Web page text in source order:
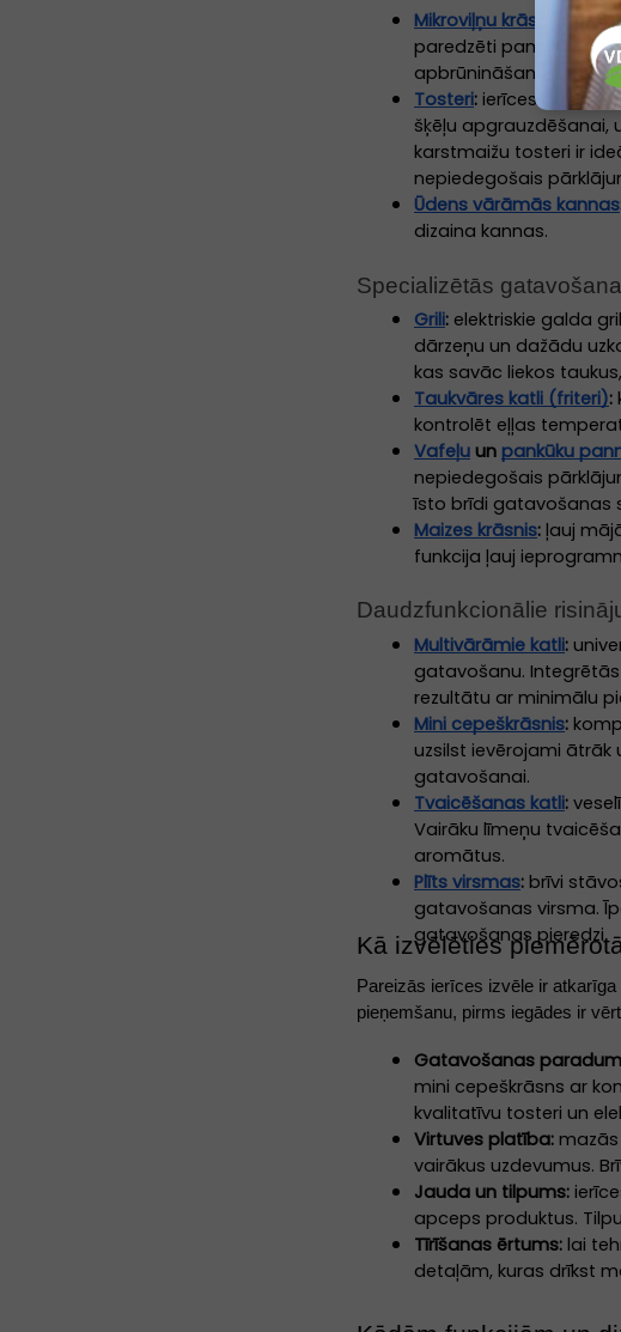
Mikroviļņu krāsnis
paredzēti
apbrūnināšanu, bet
Tosteri: ierīces ātrām
šķēļu apgrauzdēšanai,
karstmaižu tosteri ir
nepiedegošais
Ūdens vārāmās kannas
dizaina kannas.
Specializētās
Grili: elektriskie galda
dārzeņu un dažādu
kas savāc liekos
Taukvāres katli (friteri):
kontrolēt eļļas
Vafeļu un pankūku
nepiedegošais
īsto brīdi gatavošanas
Maizes krāsnis: ļauj
funkcija ļauj
Daudzfunkcionālie
Multivārāmie katli:
gatavošanu.
rezultātu ar minimālu
Mini cepeškrāsnis:
uzsilst ievērojami
gatavošanai.
Tvaicēšanas katli:
Vairāku līmeņu
aromātus.
Plīts virsmas: brīvi
gatavošanas virsma.
gatavošanas pieredzi.
Kā izvēlēties
Pareizās ierīces izvēle ir
pieņemšanu, pirms iegādes ir
Gatavošanas
mini cepeškrāsns ar
kvalitatīvu tosteri un
Virtuves platība:
vairākus uzdevumus.
Jauda un tilpums:
apceps produktus.
Tīrīšanas ērtums: lai
detaļām, kuras drīkst